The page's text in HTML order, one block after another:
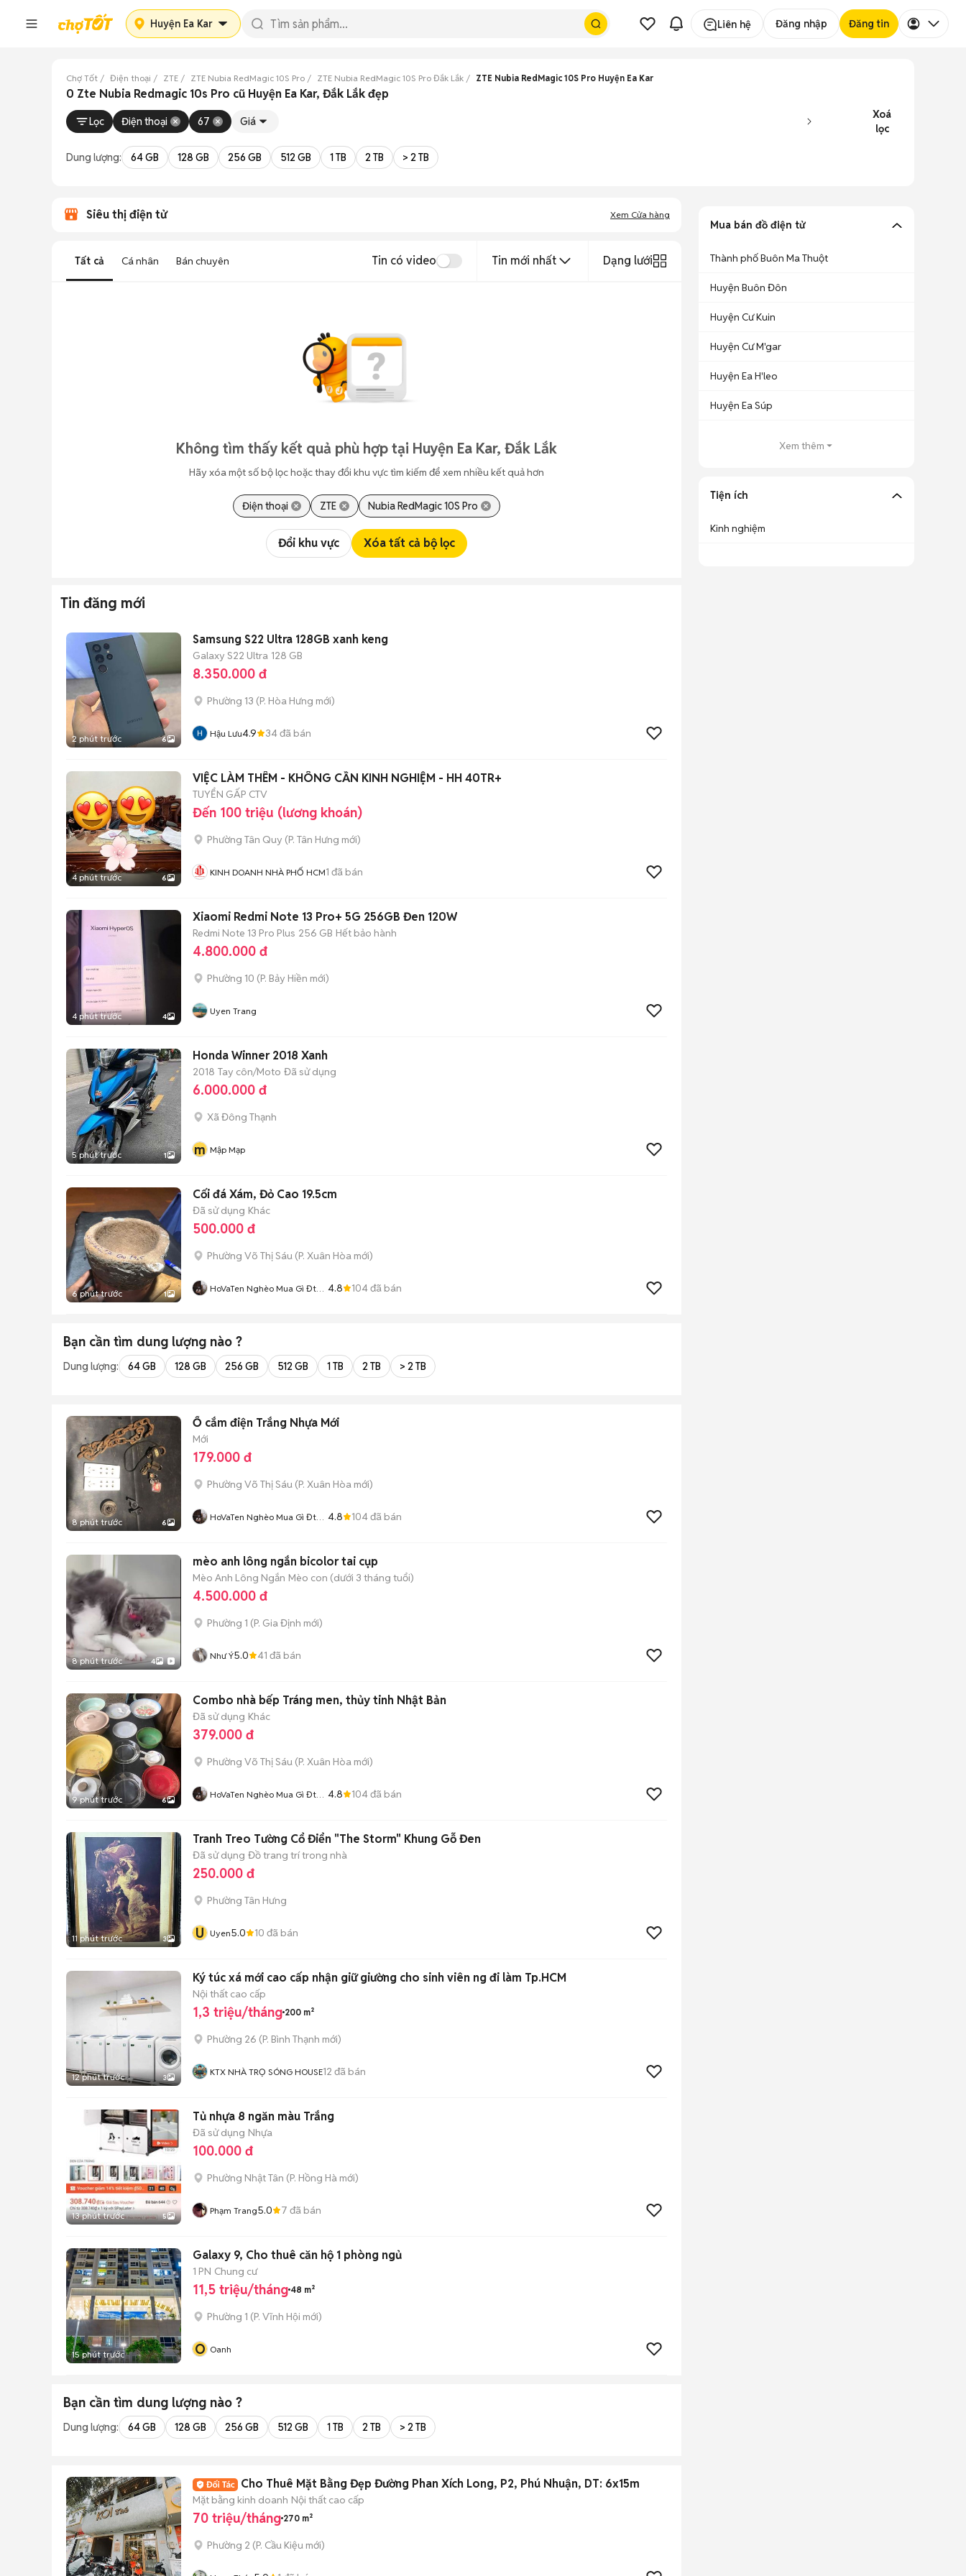
Huyện Ea Kar Liên hệ Đăng nhập Đăng tin
Chợ Tốt Điện thoại ZTE ZTE Nubia RedMagic 10S Pro ZTE Nubia RedMagic 10S Pro Đắk Lắk ZTE Nubia RedMagic 10S Pro Huyện Ea Kar
0 Zte Nubia Redmagic 10s Pro cũ Huyện Ea Kar, Đắk Lắk đẹp
Lọc Điện thoại 67 Giá
Xoá
lọc
Dung lượng: 64 GB 128 GB 256 GB 512 GB 1 TB 2 TB > 2 TB
Siêu thị điện tử Xem Cửa hàng
Tất cả Cá nhân Bán chuyên Tin có video Tin mới nhất Dạng lưới
Không tìm thấy kết quả phù hợp tại Huyện Ea Kar, Đắk Lắk
Hãy xóa một số bộ lọc hoặc thay đổi khu vực tìm kiếm để xem nhiều kết quả hơn
Điện thoại ZTE Nubia RedMagic 10S Pro
Đổi khu vực Xóa tất cả bộ lọc
Tin đăng mới
2 phút trước 6
Samsung S22 Ultra 128GB xanh keng
Galaxy S22 Ultra 128 GB
8.350.000 đ
Phường 13 (P. Hòa Hưng mới)
Hậu Lưu4.9 34đã bán
4 phút trước 6
VIỆC LÀM THÊM - KHÔNG CẦN KINH NGHIỆM - HH 40TR+
TUYỂN GẤP CTV
Đến 100 triệu (lương khoán)
Phường Tân Quy (P. Tân Hưng mới)
KINH DOANH NHÀ PHỐ HCM1 đã bán
4 phút trước 4
Xiaomi Redmi Note 13 Pro+ 5G 256GB Đen 120W
Redmi Note 13 Pro Plus 256 GB Hết bảo hành
4.800.000 đ
Phường 10 (P. Bảy Hiền mới)
Uyen Trang
5 phút trước 1
Honda Winner 2018 Xanh
2018 Tay côn/Moto Đã sử dụng
6.000.000 đ
Xã Đông Thạnh
m Mập Mạp
6 phút trước 1
Cối đá Xám, Đỏ Cao 19.5cm
Đã sử dụng Khác
500.000 đ
Phường Võ Thị Sáu (P. Xuân Hòa mới)
HoVaTen Nghèo Mua Gì Đt
4.8 104đã bán
Bạn cần tìm dung lượng nào ?
Dung lượng: 64 GB 128 GB 256 GB 512 GB 1 TB 2 TB > 2 TB
8 phút trước 6
Ổ cắm điện Trắng Nhựa Mới
Mới
179.000 đ
Phường Võ Thị Sáu (P. Xuân Hòa mới)
HoVaTen Nghèo Mua Gì Đt
4.8 104đã bán
8 phút trước 4
mèo anh lông ngắn bicolor tai cụp
Mèo Anh Lông Ngắn Mèo con (dưới 3 tháng tuổi)
4.500.000 đ
Phường 1 (P. Gia Định mới)
Như Ý5.0 41 đã bán
9 phút trước 6
Combo nhà bếp Tráng men, thủy tinh Nhật Bản
Đã sử dụng Khác
379.000 đ
Phường Võ Thị Sáu (P. Xuân Hòa mới)
HoVaTen Nghèo Mua Gì Đt
4.8 104đã bán
11 phút trước 3
Tranh Treo Tường Cổ Điển "The Storm" Khung Gỗ Đen
Đã sử dụng Đồ trang trí trong nhà
250.000 đ
Phường Tân Hưng
U Uyen5.0 10 đã bán
12 phút trước 3
Ký túc xá mới cao cấp nhận giữ giường cho sinh viên ng đi làm Tp.HCM
Nội thất cao cấp
1,3 triệu/tháng 200 m²
Phường 26 (P. Bình Thạnh mới)
KTX NHÀ TRỌ SÓNG HOUSE12 đã bán
13 phút trước 5
Tủ nhựa 8 ngăn màu Trắng
Đã sử dụng Nhựa
100.000 đ
Phường Nhật Tân (P. Hồng Hà mới)
Phạm Trang5.0 7 đã bán
15 phút trước
Galaxy 9, Cho thuê căn hộ 1 phòng ngủ
1 PN Chung cư
11,5 triệu/tháng 48 m²
Phường 1 (P. Vĩnh Hội mới)
O Oanh
Bạn cần tìm dung lượng nào ?
Dung lượng: 64 GB 128 GB 256 GB 512 GB 1 TB 2 TB > 2 TB
Cho Thuê Mặt Bằng Đẹp Đường Phan Xích Long, P2, Phú Nhuận, DT: 6x15m
Mặt bằng kinh doanh Nội thất cao cấp
70 triệu/tháng 270 m²
Phường 2 (P. Cầu Kiệu mới)
Mua bán đồ điện tử
Thành phố Buôn Ma Thuột
Huyện Buôn Đôn
Huyện Cư Kuin
Huyện Cư M'gar
Huyện Ea H'leo
Huyện Ea Súp
Xem thêm
Tiện ích
Kinh nghiệm